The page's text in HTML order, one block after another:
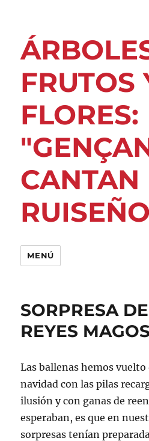
FRUTOS
FLORES:
CANTAN
MENÚ
SORPRESA
REYES MAGOS
Las ballenas hemos vuelto
navidad con las pilas
ilusión y con ganas de
esperaban, es que en
sorpresas tenían